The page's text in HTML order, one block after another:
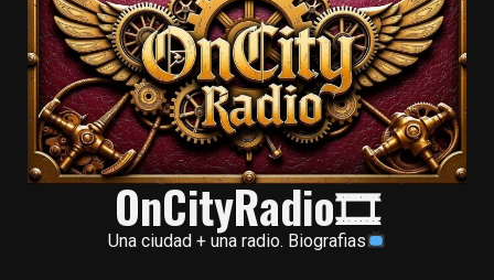
OnCityRadio🎞
Una ciudad + una radio. Biografias